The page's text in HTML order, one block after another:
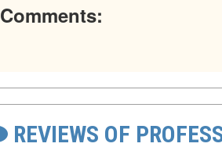
Comments:
REVIEWS OF